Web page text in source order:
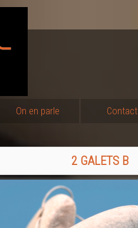
On en parle Contact
2 GALETS B